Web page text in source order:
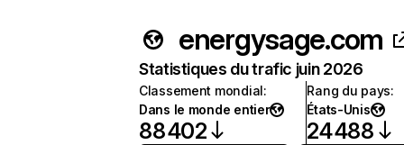
energysage.com
Statistiques du trafic juin 2026
Classement mondial:
Dans le monde entier
88 402
Rang du pays:
États-Unis
24 488